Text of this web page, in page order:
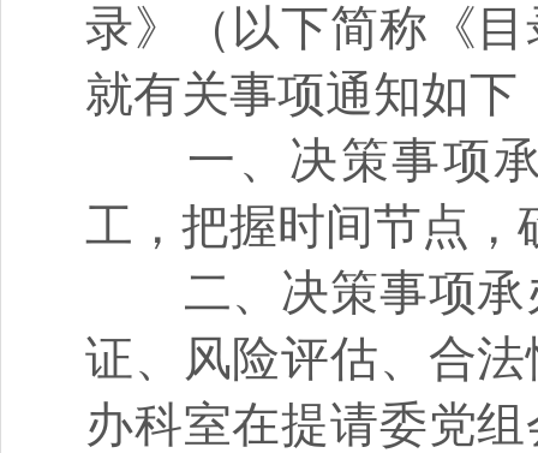
录》（以下简称《
就有关事项通知如下
一、决策事项承
工，把握时间节点，
二、决策事项承
证、风险评估、合
办科室在提请委党